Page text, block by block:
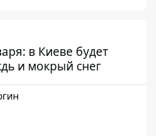
в Киеве будет
и мокрый снег